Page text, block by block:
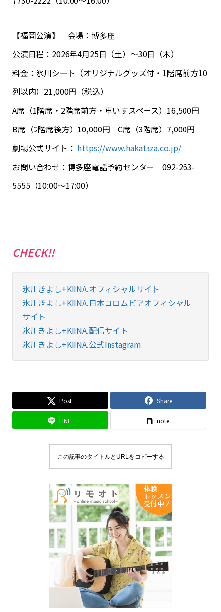
【福岡公演】 会場：博多座
公演日程：2026年4月25日（土）～30日（木）
料金：氷川シート（オリジナルグッズ付・1階席前方10
列以内）21,000円（税込）
A席（1階席・2階席前方・車いすスペース）16,500円
B席（2階席後方）10,000円 C席（3階席）7,000円
劇場公式サイト： https://www.hakataza.co.jp/
お問い合わせ：博多座電話予約センター 092-263-
5555（10:00～17:00）
CHECK!!
氷川きよし+KIINA.オフィシャルサイト
氷川きよし+KIINA.日本コロムビアオフィシャル
サイト
氷川きよし+KIINA.配信サイト
氷川きよし+KIINA.公式Instagram
Post Share
LINE note
この記事のタイトルとURLをコピーする